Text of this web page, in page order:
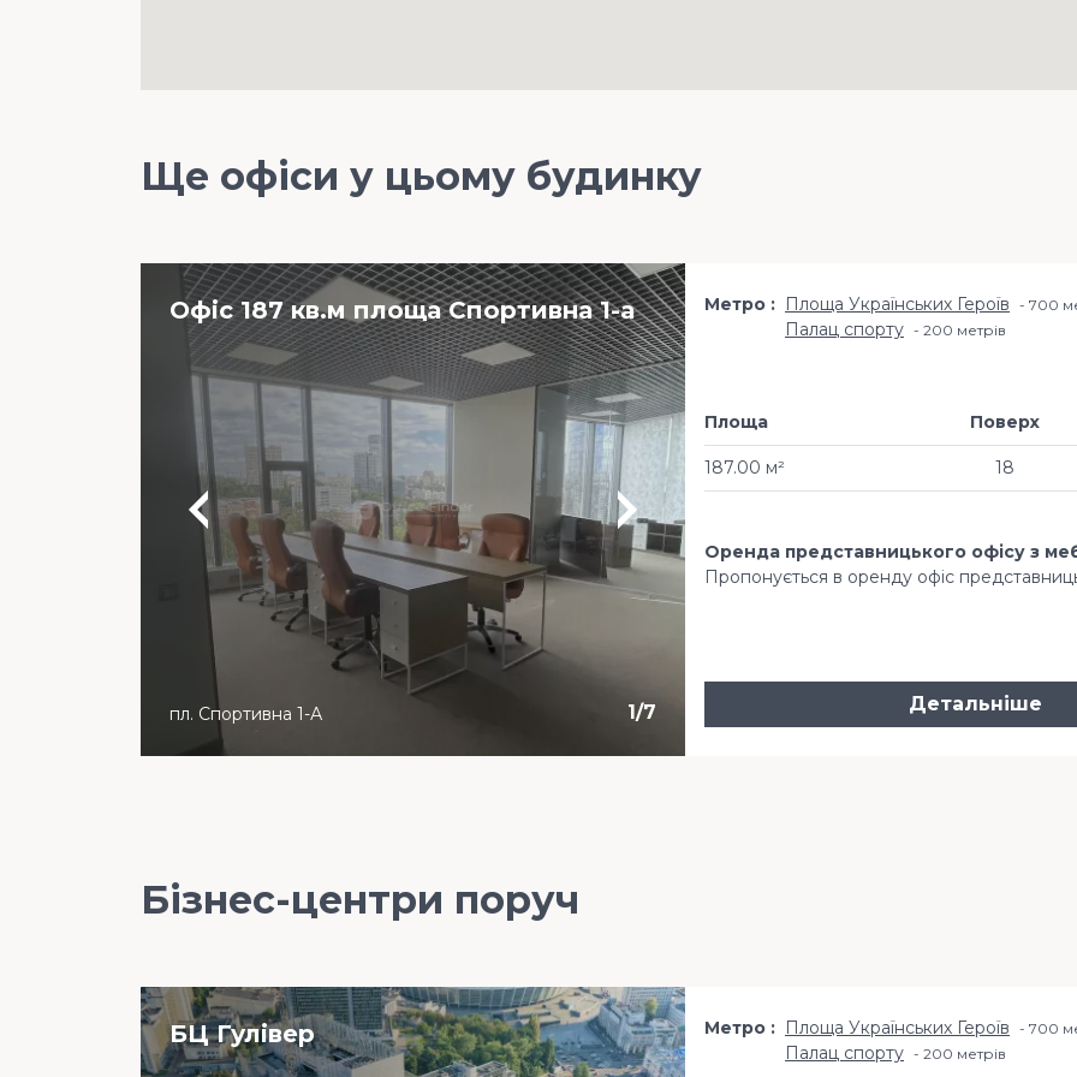
Ще офіси у цьому будинку
Офіс 187 кв.м площа Спортивна 1-а
1/7
пл. Спортивна 1-А
Метро Площа Українських Героїв 700
Палац спорту 200 метрiв
Площа
187.00 м²
Поверх
18
Оренда представницького офісу з
Пропонується в оренду офіс
Детальніше
Бізнес-центри поруч
БЦ Гулiвер Метро Площа Українських Героїв 700
Палац спорту 200 метрiв